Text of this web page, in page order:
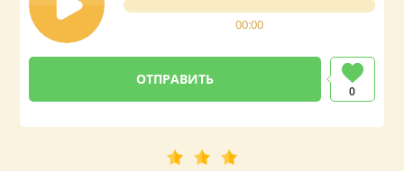
00:00
0